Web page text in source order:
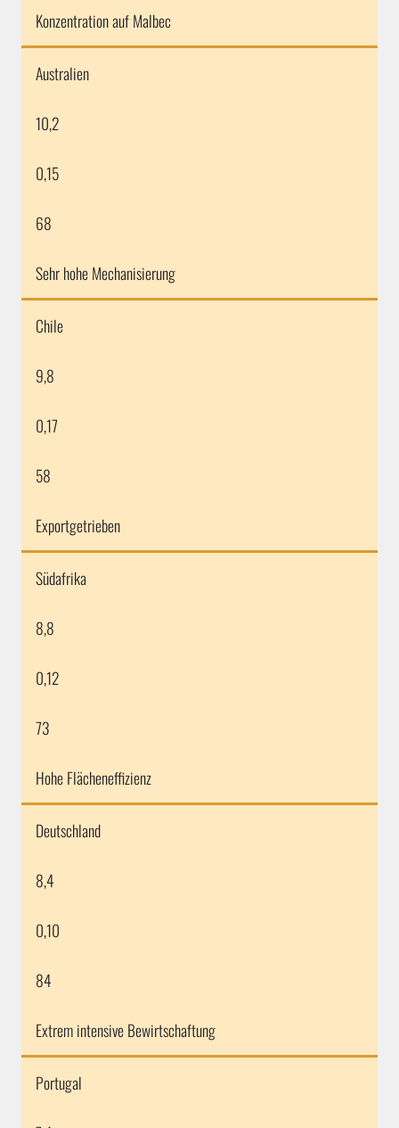
Konzentration auf Malbec
Australien
10,2
0,15
68
Sehr hohe Mechanisierung
Chile
9,8
0,17
58
Exportgetrieben
Südafrika
8,8
0,12
73
Hohe Flächeneffizienz
Deutschland
8,4
0,10
84
Extrem intensive Bewirtschaftung
Portugal